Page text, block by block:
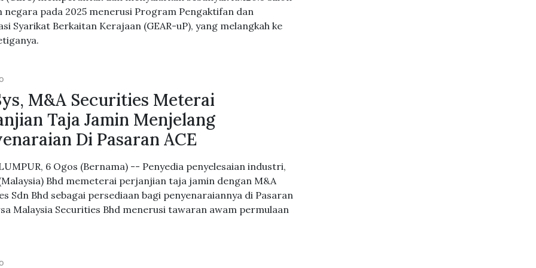
negara pada 2025 menerusi Program Pengaktifan dan
Syarikat Berkaitan Kerajaan (GEAR-uP), yang melangkah ke
M&A Securities Meterai
Taja Jamin Menjelang
Di Pasaran ACE
6 Ogos (Bernama) -- Penyedia penyelesaian industri,
Bhd memeterai perjanjian taja jamin dengan M&A
Sdn Bhd sebagai persediaan bagi penyenaraiannya di Pasaran
Malaysia Securities Bhd menerusi tawaran awam permulaan